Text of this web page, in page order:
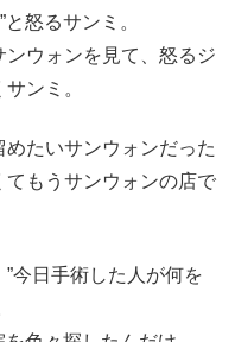
怒るサンミ。
ウォンを見て、怒るジ
ンミ。
たいサンウォンだった
もうサンウォンの店で
今日手術した人が何を